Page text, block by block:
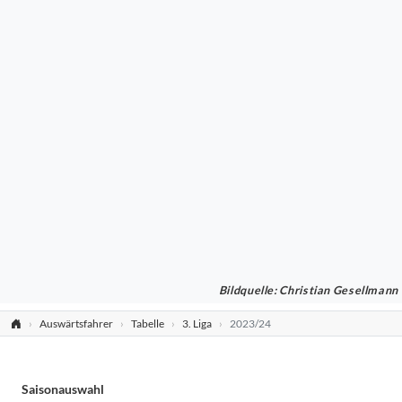
Bildquelle: Christian Gesellmann
Auswärtsfahrer Tabelle 3. Liga 2023/24
Saisonauswahl